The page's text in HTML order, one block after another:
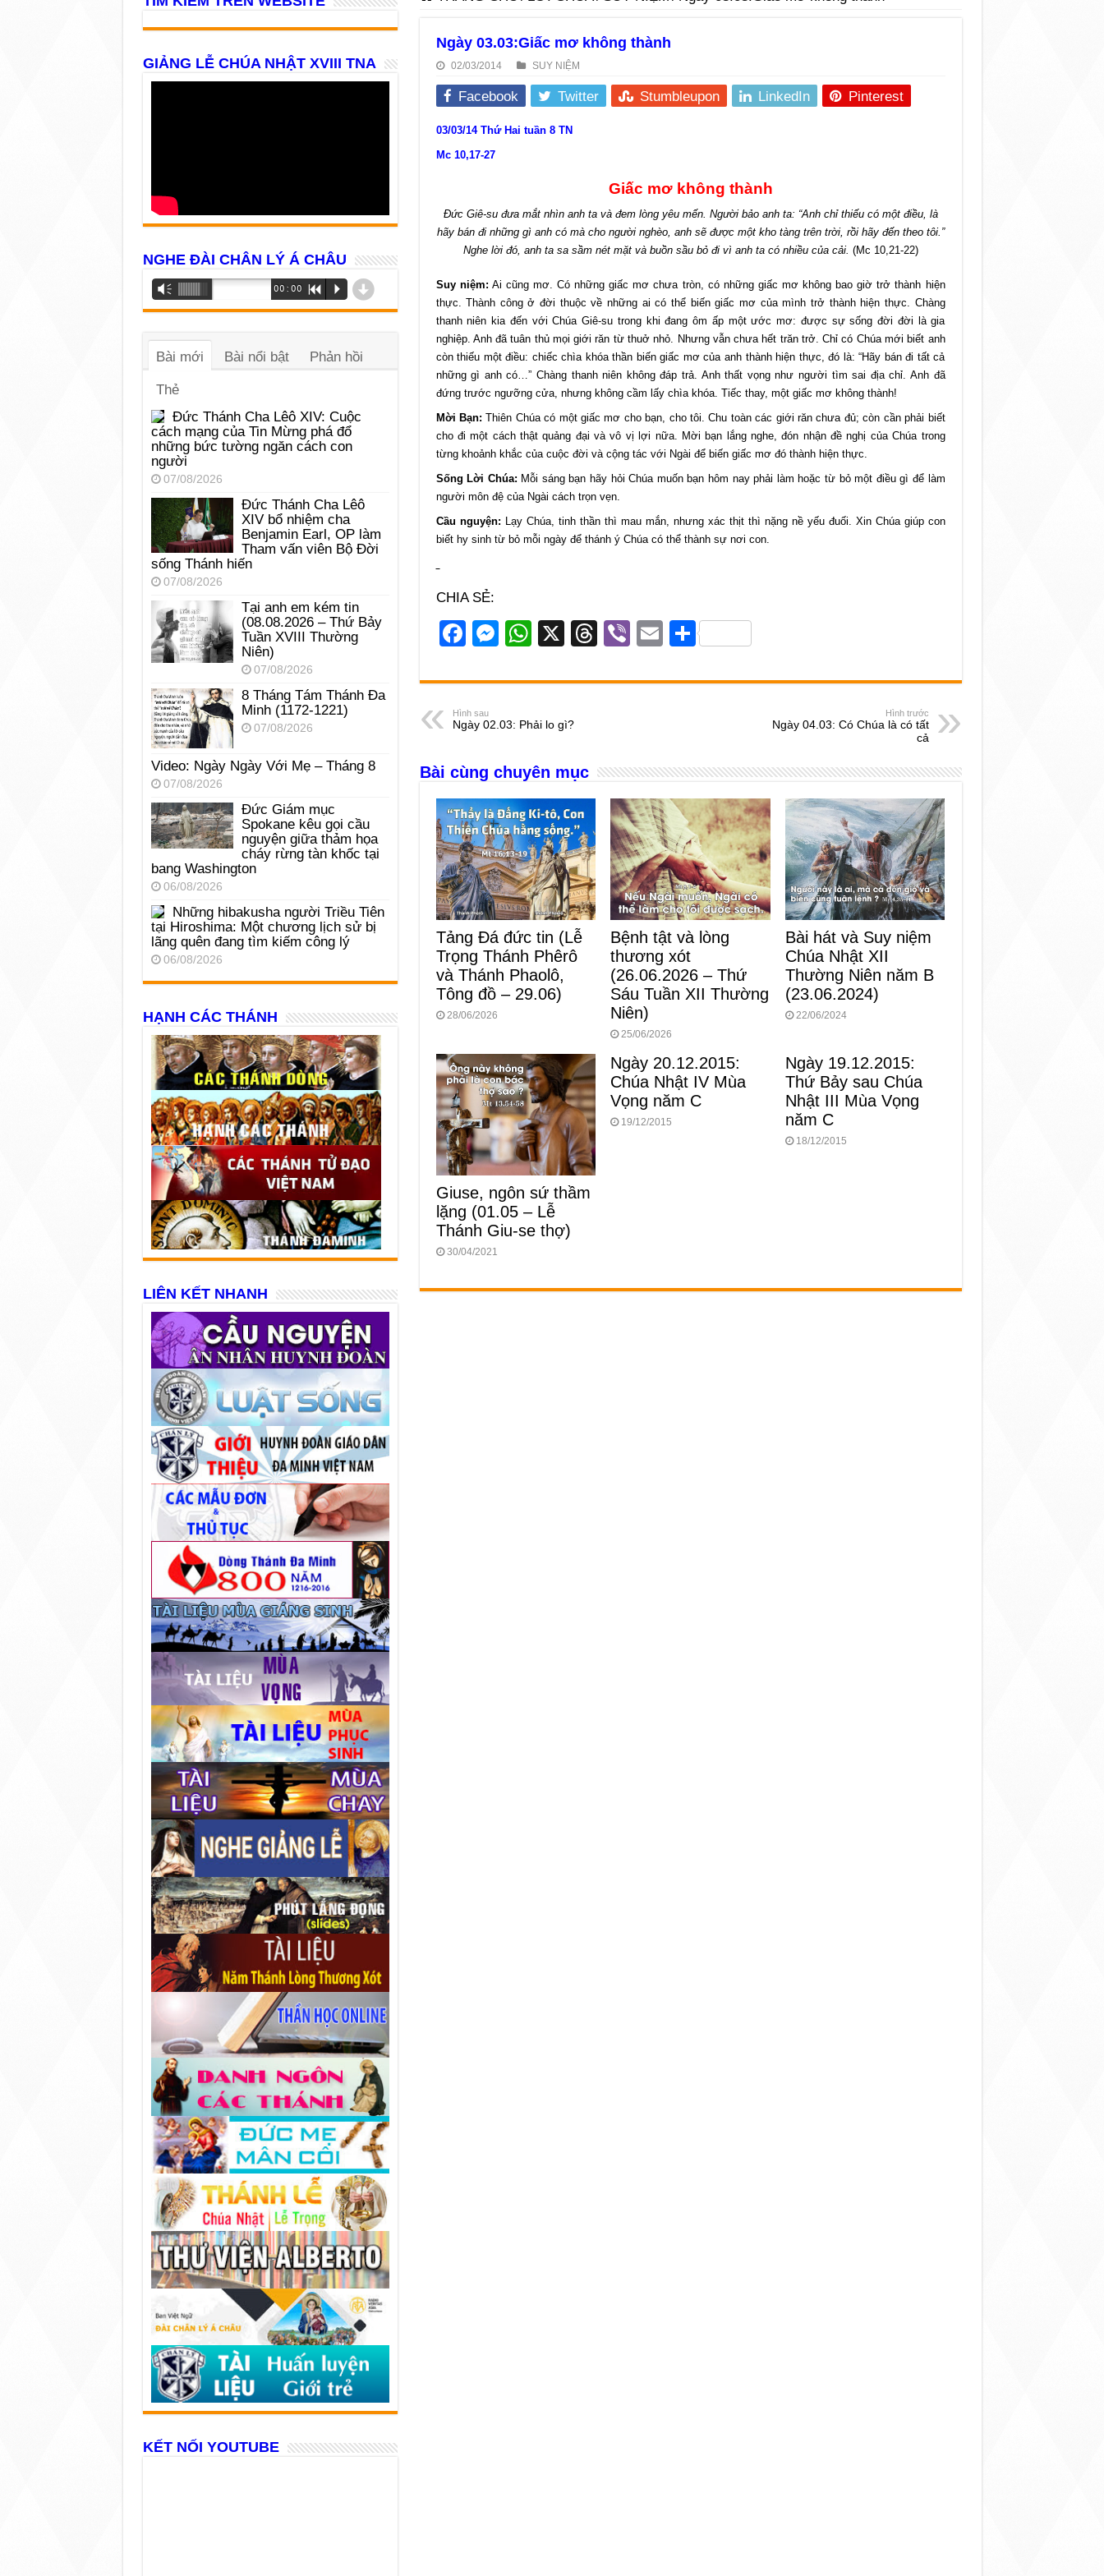
Ngày 03.03:Giấc mơ không thành
02/03/2014 SUY NIỆM
Facebook Twitter Stumbleupon LinkedIn Pinterest
03/03/14 Thứ Hai tuần 8 TN
Mc 10,17-27
Giấc mơ không thành
Đức Giê-su đưa mắt nhìn anh ta và đem lòng yêu mến. Người bảo anh ta: “Anh chỉ thiếu có một điều, là
hãy bán đi những gì anh có mà cho người nghèo, anh sẽ được một kho tàng trên trời, rồi hãy đến theo tôi.”
Nghe lời đó, anh ta sa sầm nét mặt và buồn sầu bỏ đi vì anh ta có nhiều của cải. (Mc 10,21-22)
Suy niệm: Ai cũng mơ. Có những giấc mơ chưa tròn, có những giấc mơ không bao giờ trở thành hiện
thực. Thành công ở đời thuộc về những ai có thể biến giấc mơ của mình trở thành hiện thực. Chàng
thanh niên kia đến với Chúa Giê-su trong khi đang ôm ấp một ước mơ: được sự sống đời đời là gia
nghiệp. Anh đã tuân thủ mọi giới răn từ thuở nhỏ. Nhưng vẫn chưa hết trăn trở. Chỉ có Chúa mới biết anh
còn thiếu một điều: chiếc chìa khóa thần biến giấc mơ của anh thành hiện thực, đó là: “Hãy bán đi tất cả
những gì anh có…” Chàng thanh niên không đáp trả. Anh thất vọng như người tìm sai địa chỉ. Anh đã
đứng trước ngưỡng cửa, nhưng không cầm lấy chìa khóa. Tiếc thay, một giấc mơ không thành!
Mời Bạn:Thiên Chúa có một giấc mơ cho bạn, cho tôi. Chu toàn các giới răn chưa đủ; còn cần phải biết
cho đi một cách thật quảng đại và vô vị lợi nữa. Mời bạn lắng nghe, đón nhận đề nghị của Chúa trong
từng khoảnh khắc của cuộc đời và cộng tác với Ngài để biến giấc mơ đó thành hiện thực.
Sống Lời Chúa: Mỗi sáng bạn hãy hỏi Chúa muốn bạn hôm nay phải làm hoặc từ bỏ một điều gì để làm
người môn đệ của Ngài cách trọn vẹn.
Cầu nguyện: Lạy Chúa, tinh thần thì mau mắn, nhưng xác thịt thì nặng nề yếu đuối. Xin Chúa giúp con
biết hy sinh từ bỏ mỗi ngày để thánh ý Chúa có thể thành sự nơi con.
CHIA SẺ:
F
c
e
b
o
o
k
M
ss
n
g
er
W
at
A
p
p
X
T
e
s
Vi
er
E
ail
S
ar
Hình sau
Ngày 02.03: Phải lo gì?
Hình trước
Ngày 04.03: Có Chúa là có tất
cả
Bài cùng chuyên mục
Tảng Đá đức tin (Lễ
Trọng Thánh Phêrô
và Thánh Phaolô,
Tông đồ – 29.06)
28/06/2026
Bệnh tật và lòng
thương xót
(26.06.2026 – Thứ
Sáu Tuần XII Thường
Niên)
25/06/2026
Bài hát và Suy niệm
Chúa Nhật XII
Thường Niên năm B
(23.06.2024)
22/06/2024
Giuse, ngôn sứ thầm
lặng (01.05 – Lễ
Thánh Giu-se thợ)
30/04/2021
Ngày 20.12.2015:
Chúa Nhật IV Mùa
Vọng năm C
19/12/2015
Ngày 19.12.2015:
Thứ Bảy sau Chúa
Nhật III Mùa Vọng
năm C
18/12/2015
GIẢNG LỄ CHÚA NHẬT XVIII TNA
NGHE ĐÀI CHÂN LÝ Á CHÂU
Trình
phát
âm
Vm 00:00 R P d
Bài mới Bài nổi bật Phản hồi
Thẻ
Đức Thánh Cha Lêô XIV: Cuộc
cách mạng của Tin Mừng phá đổ
những bức tường ngăn cách con
người
07/08/2026
Đức Thánh Cha Lêô
XIV bổ nhiệm cha
Benjamin Earl, OP làm
Tham vấn viên Bộ Đời
sống Thánh hiến
07/08/2026
Tại anh em kém tin
(08.08.2026 – Thứ Bảy
Tuần XVIII Thường
Niên)
07/08/2026
8 Tháng Tám Thánh Ða
Minh (1172-1221)
07/08/2026
Video: Ngày Ngày Với Mẹ – Tháng 8
07/08/2026
Đức Giám mục
Spokane kêu gọi cầu
nguyện giữa thảm họa
cháy rừng tàn khốc tại
bang Washington
06/08/2026
Những hibakusha người Triều Tiên
tại Hiroshima: Một chương lịch sử bị
lãng quên đang tìm kiếm công lý
06/08/2026
HẠNH CÁC THÁNH
LIÊN KẾT NHANH
KẾT NỐI YOUTUBE